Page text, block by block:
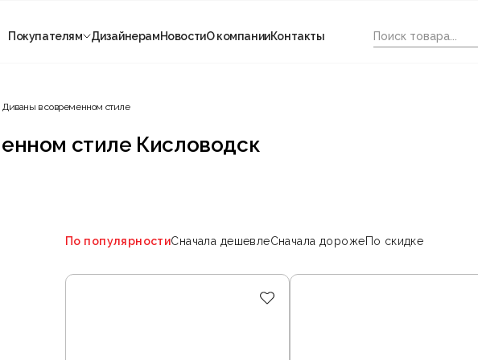
Покупателям ДизайнерамНовостиО компанииКонтакты
Диваны в современном стиле
стиле Кисловодск
По популярностиСначала дешевлеСначала дорожеПо скидке